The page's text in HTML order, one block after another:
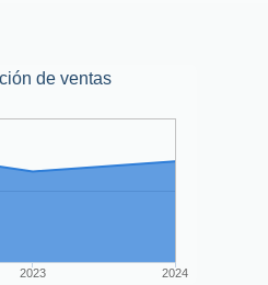
de ventas
2023 2024